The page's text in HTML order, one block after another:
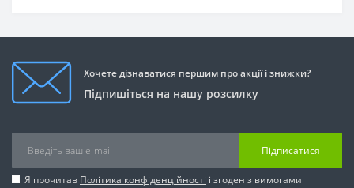
Хочете дізнаватися першим про акції і знижки?
Підпишіться на нашу розсилку
Підписатися
Я прочитав Політика конфіденційності і згоден з вимогами